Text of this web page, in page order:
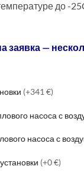
до -
заявка —
(+341 €)
насоса с
насоса с
(+0 €)